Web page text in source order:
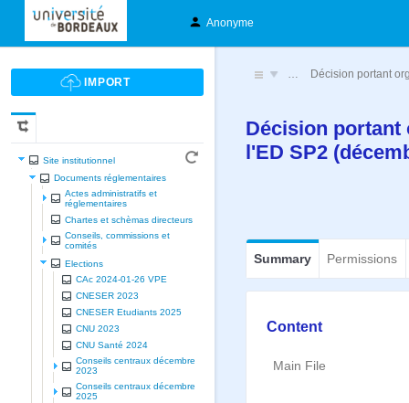
Anonyme
Site institutionnel
Documents réglementaires
Actes administratifs et
réglementaires
Chartes et schèmas directeurs
Conseils, commissions et
comités
Elections
CAc 2024-01-26 VPE
CNESER 2023
CNESER Etudiants 2025
CNU 2023
CNU Santé 2024
Conseils centraux décembre
2023
Conseils centraux décembre
2025
… Décision portant
Décision portant
l'ED SP2
Summary Permissions
Content
Main File